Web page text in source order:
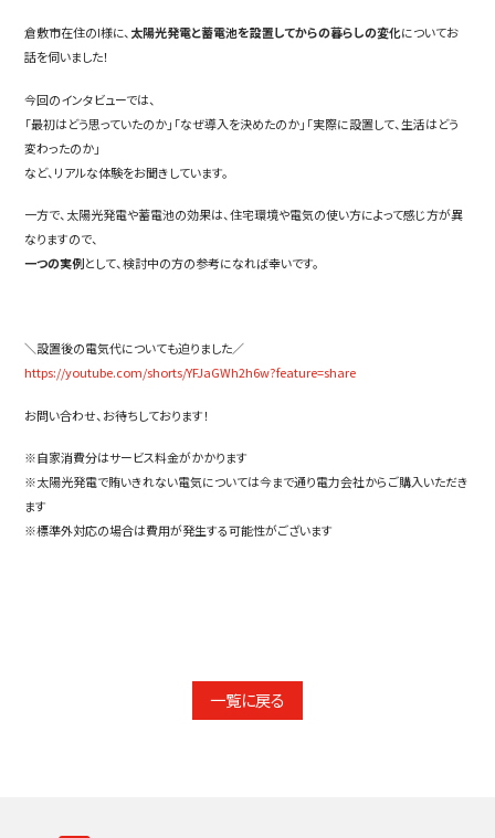
倉敷市在住のI様に、太陽光発電と蓄電池を設置してからの暮らしの変化についてお
話を伺いました！
今回のインタビューでは、
「最初はどう思っていたのか」「なぜ導入を決めたのか」「実際に設置して、生活はどう
変わったのか」
など、リアルな体験をお聞きしています。
一方で、太陽光発電や蓄電池の効果は、住宅環境や電気の使い方によって感じ方が異
なりますので、
一つの実例として、検討中の方の参考になれば幸いです。
＼設置後の電気代についても迫りました／
https://youtube.com/shorts/YFJaGWh2h6w?feature=share
お問い合わせ、お待ちしております！
※自家消費分はサービス料金がかかります
※太陽光発電で賄いきれない電気については今まで通り電力会社からご購入いただき
ます
※標準外対応の場合は費用が発生する可能性がございます
一覧に戻る